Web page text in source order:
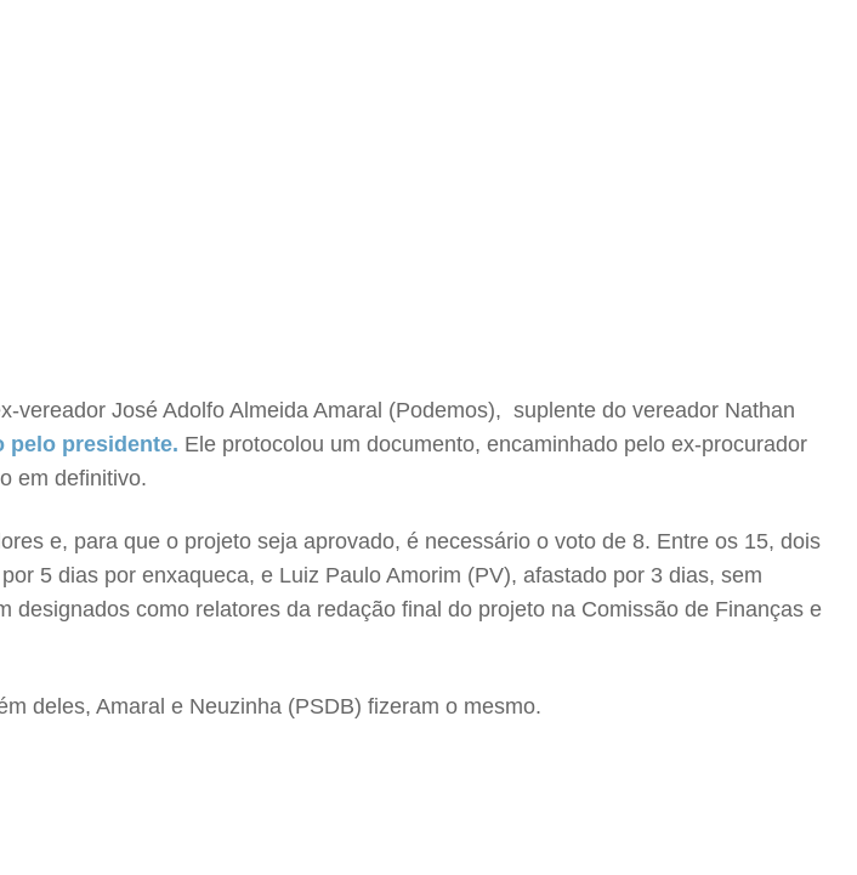
José Adolfo Almeida Amaral (Podemos), suplente do vereador Nathan
pelo presidente. Ele protocolou um documento, encaminhado pelo ex-procurador
em definitivo.
e, para que o projeto seja aprovado, é necessário o voto de 8. Entre os 15, dois
5 dias por enxaqueca, e Luiz Paulo Amorim (PV), afastado por 3 dias, sem
como relatores da redação final do projeto na Comissão de Finanças e
deles, Amaral e Neuzinha (PSDB) fizeram o mesmo.